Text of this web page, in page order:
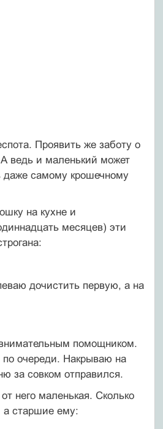
Проявить же заботу о
ведь и маленький может
даже самому крошечному
на кухне и
месяцев) эти
дочистить первую, а на
помощником.
очереди. Накрываю на
за совком отправился.
него маленькая. Сколько
а старшие ему: